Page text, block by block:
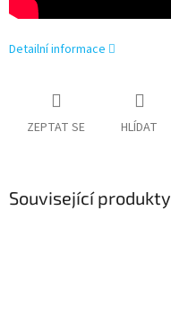
Detailní informace
ZEPTAT SE HLÍDAT
Související produkty